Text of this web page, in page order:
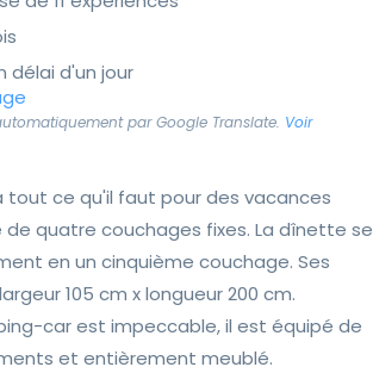
délai d'un jour
par Google Translate. Voir
ce qu'il faut pour des vacances
de quatre couchages fixes. La dînette se
en un cinquième couchage. Ses
105 cm x longueur 200 cm.
car est impeccable, il est équipé de
et entièrement meublé.